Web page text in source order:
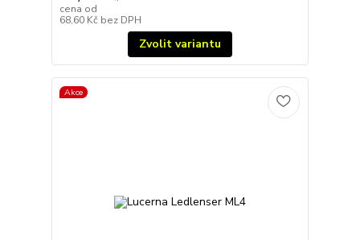
cena od
68,60 Kč bez DPH
Zvolit variantu
Akce